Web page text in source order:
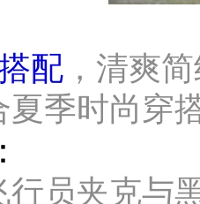
配，清爽
季时尚穿
员夹克与